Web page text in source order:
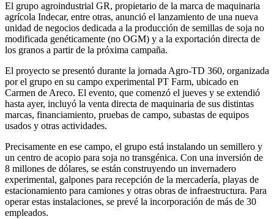
El grupo agroindustrial GR, propietario de la marca de maquinaria
agrícola Indecar, entre otras, anunció el lanzamiento de una nueva
unidad de negocios dedicada a la producción de semillas de soja no
modificada genéticamente (no OGM) y a la exportación directa de
los granos a partir de la próxima campaña.
El proyecto se presentó durante la jornada Agro-TD 360, organizada
por el grupo en su campo experimental PT Farm, ubicado en
Carmen de Areco. El evento, que comenzó el jueves y se extendió
hasta ayer, incluyó la venta directa de maquinaria de sus distintas
marcas, financiamiento, pruebas de campo, subastas de equipos
usados y otras actividades.
Precisamente en ese campo, el grupo está instalando un semillero y
un centro de acopio para soja no transgénica. Con una inversión de
8 millones de dólares, se están construyendo un invernadero
experimental, galpones para recepción de la mercadería, playas de
estacionamiento para camiones y otras obras de infraestructura. Para
operar estas instalaciones, se prevé la incorporación de más de 30
empleados.